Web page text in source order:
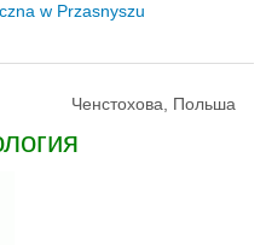
w Przasnyszu
Ченстохова, Польша